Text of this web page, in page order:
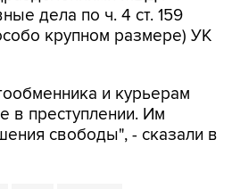
дела по ч. 4 ст. 159
крупном размере) УК
и курьерам
в преступлении. Им
свободы", - сказали в